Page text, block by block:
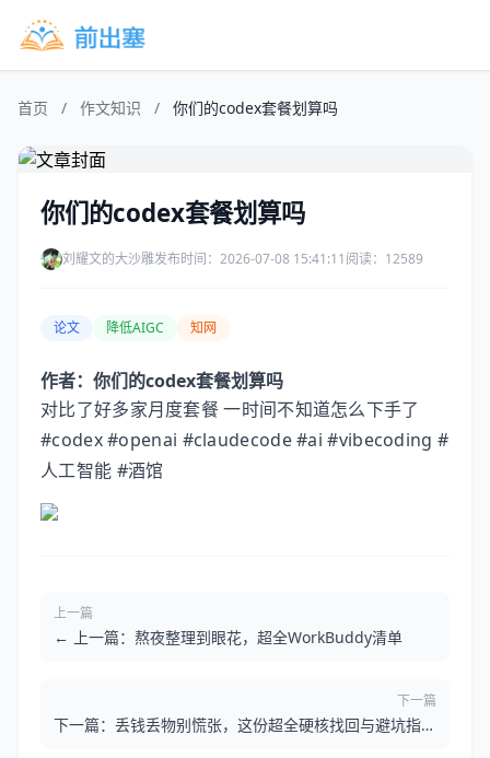
首页 / 作文知识 / 你们的codex套餐划算吗
你们的codex套餐划算吗
刘耀文的大沙雕发布时间：2026-07-08 15:41:11阅读：12589
论文 降低AIGC 知网
作者：你们的codex套餐划算吗
对比了好多家月度套餐 一时间不知道怎么下手了
#codex #openai #claudecode #ai #vibecoding #
人工智能 #酒馆
上一篇
← 上一篇：熬夜整理到眼花，超全WorkBuddy清单
下一篇
下一篇：丢钱丢物别慌张，这份超全硬核找回与避坑指南